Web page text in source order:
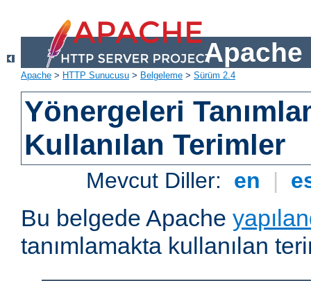
Apache
Apache > HTTP Sunucusu > Belgeleme > Sürüm 2.4
Yönergeleri
Kullanılan Terimler
Mevcut Diller: en |
Bu belgede Apache
tanımlamakta kullanılan